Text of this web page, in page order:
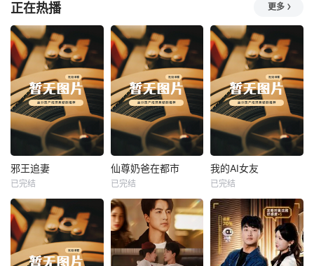
正在热播 更多
热播
邪王追妻
未知
邪王追妻
已完结
热播
未知
仙尊奶爸在都市
已完结
热播
我的AI女友
未知
我的AI女友
已完结